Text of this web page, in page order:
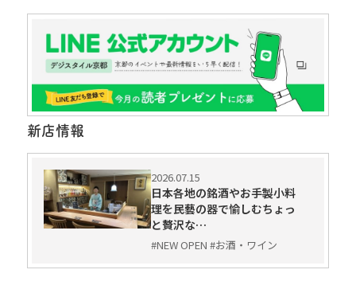
新店情報
2026.07.15
日本各地の銘酒やお手製小料
理を民藝の器で愉しむちょっ
と贅沢な…
#NEW OPEN #お酒・ワイン